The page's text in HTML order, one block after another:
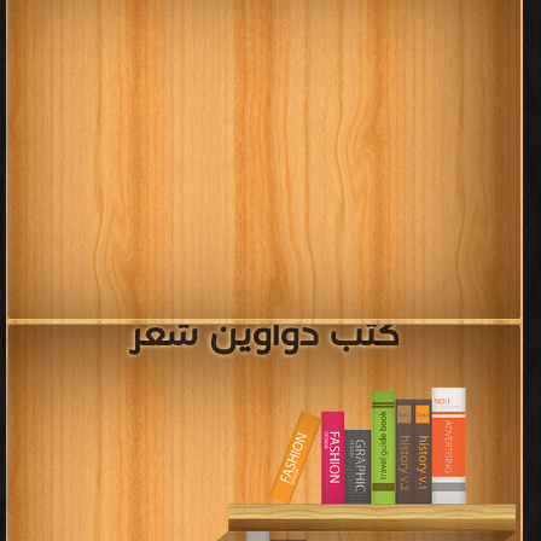
كتب دواوين شعر